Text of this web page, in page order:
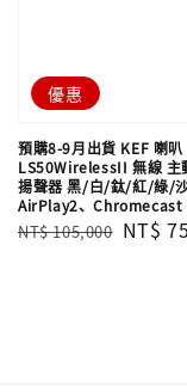
優惠
預購8-9月出貨 KEF 喇叭
LS50WirelessII 無線 主
揚聲器 黑/白/鈦/紅/綠/
AirPlay2、Chromecast
Regular
NT$ 105,000 Sale
NT$